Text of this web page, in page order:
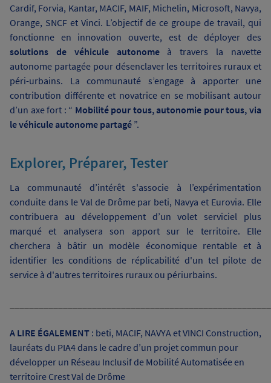
Cardif, Forvia, Kantar, MACIF, MAIF, Michelin, Microsoft, Navya,
Orange, SNCF et Vinci. L’objectif de ce groupe de travail, qui
fonctionne en innovation ouverte, est de déployer des
solutions de véhicule autonome à travers la navette
autonome partagée pour désenclaver les territoires ruraux et
péri-urbains. La communauté s’engage à apporter une
contribution différente et novatrice en se mobilisant autour
d’un axe fort : “ Mobilité pour tous, autonomie pour tous, via
le véhicule autonome partagé ”.
Explorer, Préparer, Tester
La communauté d’intérêt s'associe à l’expérimentation
conduite dans le Val de Drôme par beti, Navya et Eurovia. Elle
contribuera au développement d’un volet serviciel plus
marqué et analysera son apport sur le territoire. Elle
cherchera à bâtir un modèle économique rentable et à
identifier les conditions de réplicabilité d'un tel pilote de
service à d'autres territoires ruraux ou périurbains.
A LIRE ÉGALEMENT : beti, MACIF, NAVYA et VINCI Construction,
lauréats du PIA4 dans le cadre d’un projet commun pour
développer un Réseau Inclusif de Mobilité Automatisée en
territoire Crest Val de Drôme